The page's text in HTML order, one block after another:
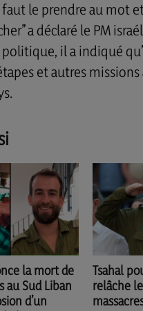
le prendre au mot
a déclaré le PM
politique, il a indiqué
et autres
la mort de
au Sud Liban
d’un
Tsahal
relâche